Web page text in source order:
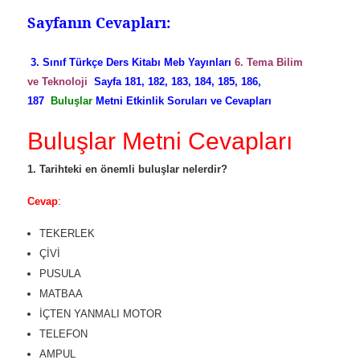
Sayfanın Cevapları:
3. Sınıf Türkçe Ders Kitabı Meb Yayınları6. Tema Bilim
ve Teknoloji Sayfa 181, 182, 183, 184, 185, 186,
187
Buluşlar Metni Etkinlik Soruları ve Cevapları
Buluşlar Metni Cevapları
1. Tarihteki en önemli buluşlar nelerdir?
Cevap:
TEKERLEK
ÇİVİ
PUSULA
MATBAA
İÇTEN YANMALI MOTOR
TELEFON
AMPUL